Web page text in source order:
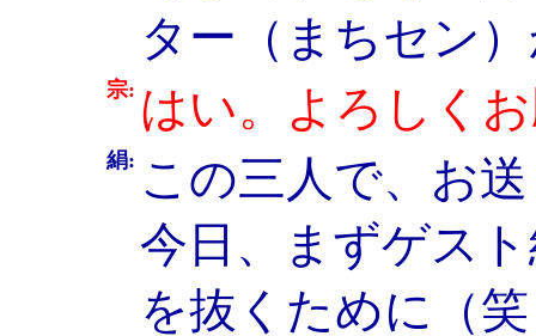
ター（まちセン
宗: はい。よろしく
絹: この三人で、お
今日、まずゲス
を抜くために（